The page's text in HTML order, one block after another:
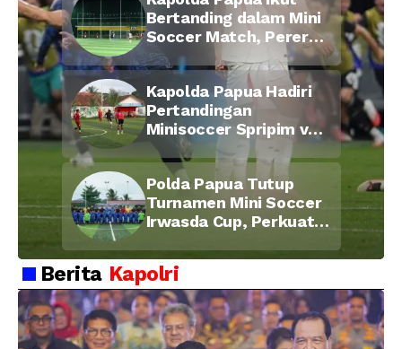
Bertanding dalam Mini
Soccer Match, Pererat
Kebersamaan Personel
di Bulan Ramadan
Kapolda Papua Hadiri
Pertandingan
Minisoccer Spripim vs
Bid Propam, Pererat
Soliditas dan
Kebersamaan Personel
Polda Papua Tutup
Turnamen Mini Soccer
Irwasda Cup, Perkuat
Kebersamaan Personel
Berita Kapolri